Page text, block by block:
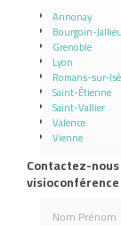
Annonay
Bourgoin-Jallieu
Grenoble
Lyon
Romans-sur-
Saint-Étienne
Saint-Vallier
Valence
Vienne
Contactez-